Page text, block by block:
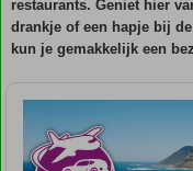
restaurants. Geniet hier
drankje of een hapje bij
kun je gemakkelijk een